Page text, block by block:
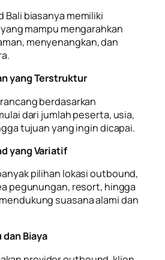
Bali biasanya memiliki
mampu mengarahkan
menyenangkan, dan
yang Terstruktur
berdasarkan
dari jumlah peserta, usia,
tujuan yang ingin dicapai.
yang Variatif
pilihan lokasi outbound,
pegunungan, resort, hingga
suasana alami dan
Biaya